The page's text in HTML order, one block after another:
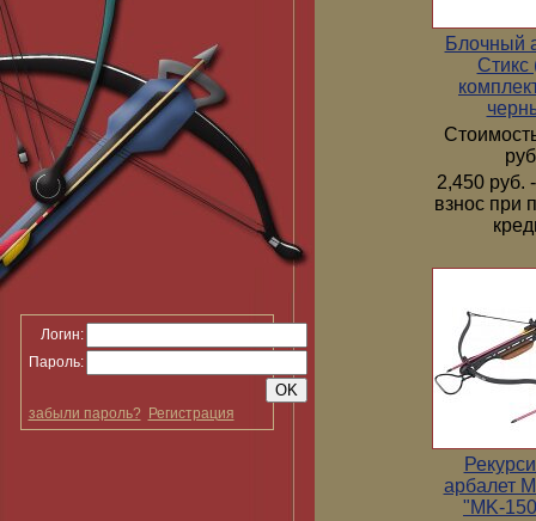
Логин:
Пароль:
забыли пароль? Регистрация
Блочный
Стикс
2,450 руб.
взнос при
арбалет
"MK-